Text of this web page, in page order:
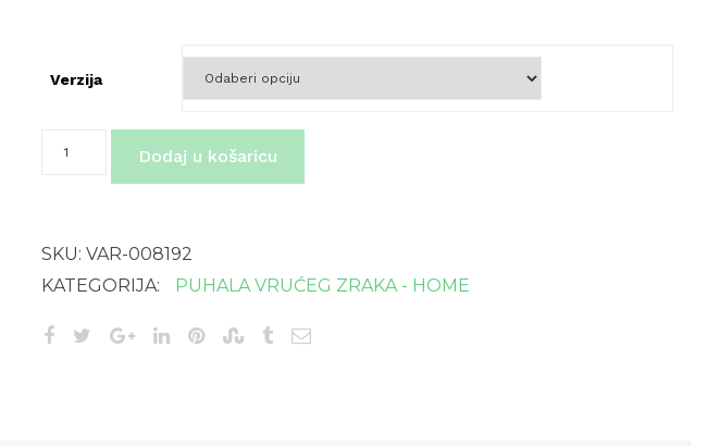
Verzija
2020
Dodaj u košaricu
SKU:VAR-008192
KATEGORIJA:
PUHALA VRUĆEG ZRAKA - HOME